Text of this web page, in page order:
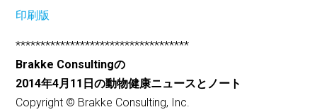
印刷版
***********************************
Brakke Consultingの
2014年4月11日の動物健康ニュースとノート
Copyright © Brakke Consulting, Inc.